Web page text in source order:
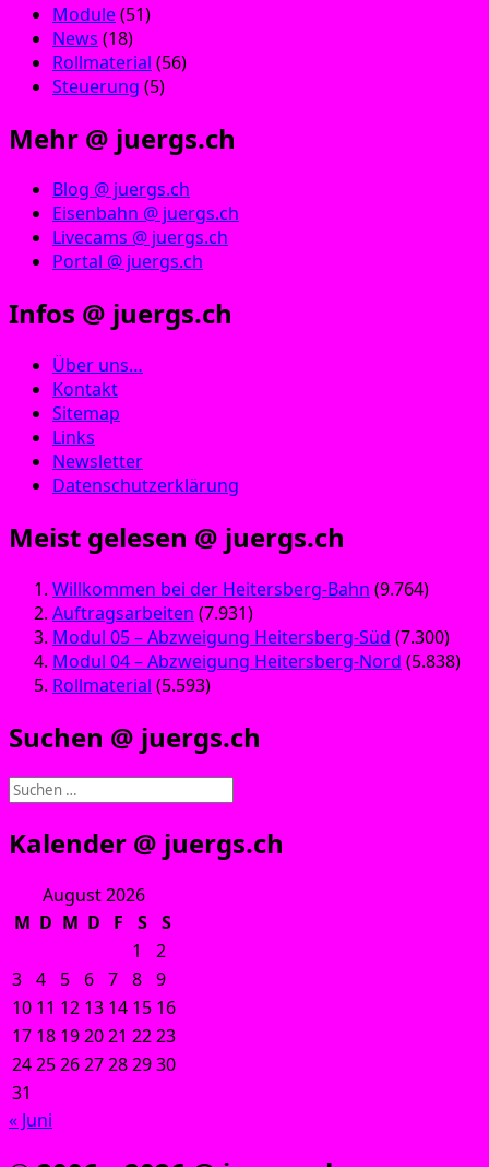
Module(51)
News (18)
Rollmaterial (56)
Steuerung (5)
Mehr @ juergs.ch
Blog @ juergs.ch
Eisenbahn @ juergs.ch
Livecams @ juergs.ch
Portal @ juergs.ch
Infos @ juergs.ch
Über uns…
Kontakt
Sitemap
Links
Newsletter
Datenschutzerklärung
Meist gelesen @ juergs.ch
Willkommen bei der Heitersberg-Bahn (9.764)
Auftragsarbeiten (7.931)
Modul 05 – Abzweigung Heitersberg-Süd (7.300)
Modul 04 – Abzweigung Heitersberg-Nord (5.838)
Rollmaterial (5.593)
Suchen @ juergs.ch
Suchen
Kalender @ juergs.ch
August 2026
M D M D F S
S
1
2
3 4 5 6 7 8 9
10 11 12 13 14 15 16
17 18 192021 2223
24252627282930
31
« Juni